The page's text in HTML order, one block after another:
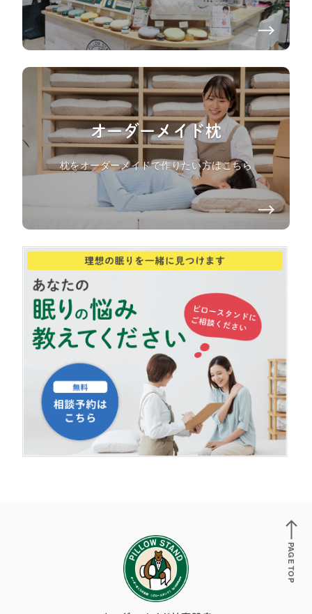
オーダーメイド枕
枕をオーダーメイドで作りたい方はこちら
PAGE TOP